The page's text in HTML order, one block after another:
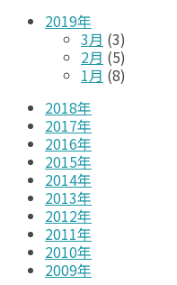
2019年
3月 (3)
2月 (5)
1月 (8)
2018年
2017年
2016年
2015年
2014年
2013年
2012年
2011年
2010年
2009年